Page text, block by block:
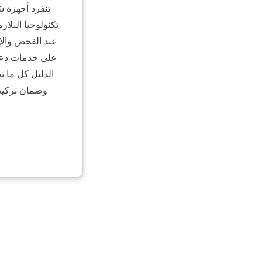
عند الفحص
على خدمات
الدليل كل ما
وضمان تركيب قطع غيار أصلية 100%